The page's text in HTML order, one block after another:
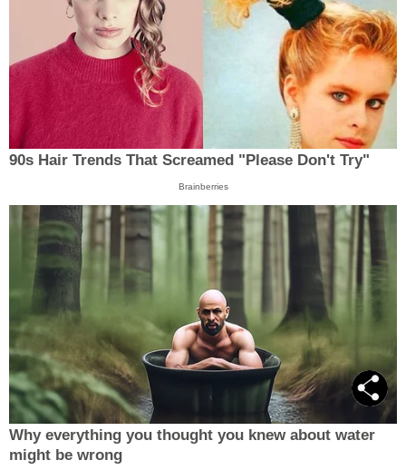
90s Hair Trends That Screamed "Please Don't Try"
Brainberries
Why everything you thought you knew about water
might be wrong